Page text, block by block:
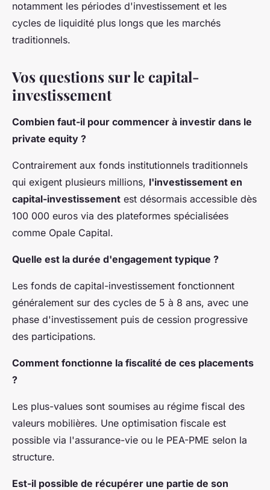
notamment les périodes d'investissement et les
cycles de liquidité plus longs que les marchés
traditionnels.
Vos questions sur le capital-
investissement
Combien faut-il pour commencer à investir dans le
private equity ?
Contrairement aux fonds institutionnels traditionnels
qui exigent plusieurs millions, l'investissement en
capital-investissement est désormais accessible dès
100 000 euros via des plateformes spécialisées
comme Opale Capital.
Quelle est la durée d'engagement typique ?
Les fonds de capital-investissement fonctionnent
généralement sur des cycles de 5 à 8 ans, avec une
phase d'investissement puis de cession progressive
des participations.
Comment fonctionne la fiscalité de ces placements
?
Les plus-values sont soumises au régime fiscal des
valeurs mobilières. Une optimisation fiscale est
possible via l'assurance-vie ou le PEA-PME selon la
structure.
Est-il possible de récupérer une partie de son